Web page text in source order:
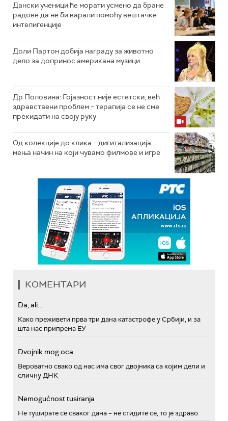
Дански ученици ће морати усмено да бране
радове да не би варали помоћу вештачке
интелигенције
Доли Партон добија награду за животно
дело за допринос американа музици
Др Половина: Гојазност није естетски, већ
здравствени проблем – терапија се не сме
прекидати на своју руку
Од колекције до клика – дигитализација
мења начин на који чувамо филмове и игре
КОМЕНТАРИ
Da, ali...
Како преживети прва три дана катастрофе у Србији, и за
шта нас припрема ЕУ
Dvojnik mog oca
Вероватно свако од нас има свог двојника са којим дели и
сличну ДНК
Nemogućnost tusiranja
Не туширате се сваког дана – не стидите се, то је здраво